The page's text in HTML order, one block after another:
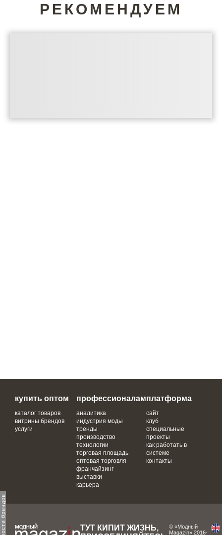
РЕКОМЕНДУЕМ
купить оптом
каталог товаров
витрины брендов
услуги
профессионалам
аналитика
индустрия моды
тренды
производство
технологии
торговая площадь
оптовая торговля
франчайзинг
выставки
карьера
платформа
сайт
клуб
специальные
проекты
как работать в
системе
контакты
ТУТ КИПИТ ЖИЗНЬ,
© «Модный
Magazin» 2016-